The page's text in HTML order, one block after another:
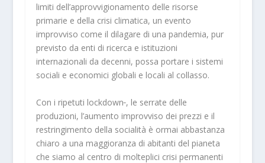
limiti dell’approvvigionamento delle risorse
primarie e della crisi climatica, un evento
improvviso come il dilagare di una pandemia, pur
previsto da enti di ricerca e istituzioni
internazionali da decenni, possa portare i sistemi
sociali e economici globali e locali al collasso.
Con i ripetuti lockdown , le serrate delle
produzioni, l’aumento improvviso dei prezzi e il
restringimento della socialità è ormai abbastanza
chiaro a una maggioranza di abitanti del pianeta
che siamo al centro di molteplici crisi permanenti